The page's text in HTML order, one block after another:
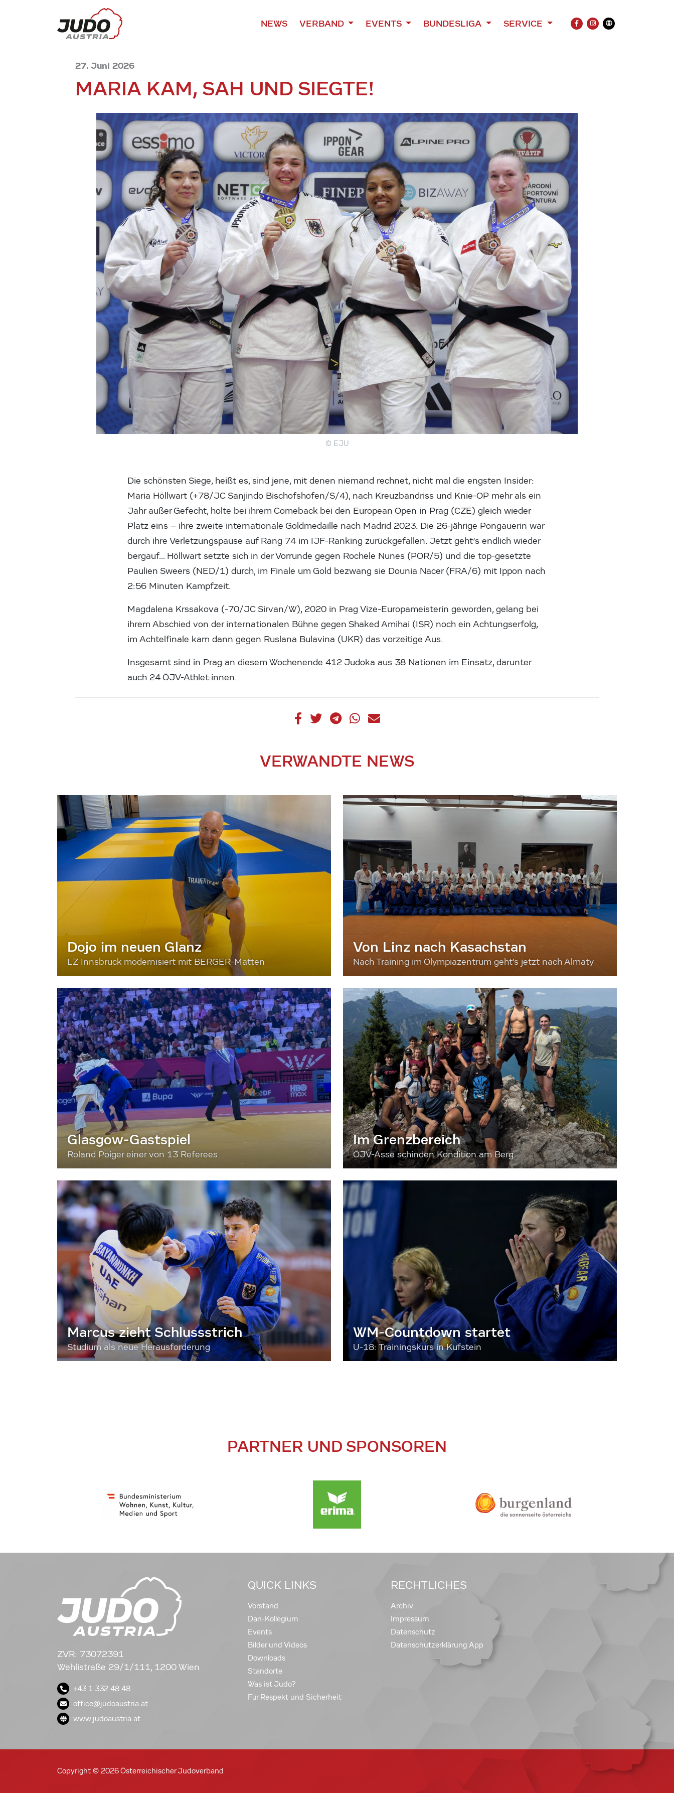
NEWS VERBAND EVENTS BUNDESLIGA SERVICE
FACEBOOK
INSTAGRAM
Übersetzung
27. Juni 2026
MARIA KAM, SAH UND SIEGTE!
© EJU
Die schönsten Siege, heißt es, sind jene, mit denen niemand rechnet, nicht mal die engsten Insider:
Maria Höllwart (+78/JC Sanjindo Bischofshofen/S/4), nach Kreuzbandriss und Knie-OP mehr als ein
Jahr außer Gefecht, holte bei ihrem Comeback bei den European Open in Prag (CZE) gleich wieder
Platz eins – ihre zweite internationale Goldmedaille nach Madrid 2023. Die 26-jährige Pongauerin war
durch ihre Verletzungspause auf Rang 74 im IJF-Ranking zurückgefallen. Jetzt geht’s endlich wieder
bergauf… Höllwart setzte sich in der Vorrunde gegen Rochele Nunes (POR/5) und die top-gesetzte
Paulien Sweers (NED/1) durch, im Finale um Gold bezwang sie Dounia Nacer (FRA/6) mit Ippon nach
2:56 Minuten Kampfzeit.
Magdalena Krssakova (-70/JC Sirvan/W), 2020 in Prag Vize-Europameisterin geworden, gelang bei
ihrem Abschied von der internationalen Bühne gegen Shaked Amihai (ISR) noch ein Achtungserfolg,
im Achtelfinale kam dann gegen Ruslana Bulavina (UKR) das vorzeitige Aus.
Insgesamt sind in Prag an diesem Wochenende 412 Judoka aus 38 Nationen im Einsatz, darunter
auch 24 ÖJV-Athlet:innen.
VERWANDTE NEWS
Dojo im neuen Glanz
LZ Innsbruck modernisiert mit BERGER-Matten
Von Linz nach Kasachstan
Nach Training im Olympiazentrum geht's jetzt nach Almaty
Glasgow-Gastspiel
Roland Poiger einer von 13 Referees
Im Grenzbereich
ÖJV-Asse schinden Kondition am Berg
Marcus zieht Schlussstrich
Studium als neue Herausforderung
WM-Countdown startet
U-18: Trainingskurs in Kufstein
PARTNER UND SPONSOREN
ZVR: 73072391
Wehlistraße 29/1/111, 1200 Wien
+43 1 332 48 48
office@judoaustria.at
www.judoaustria.at
QUICK LINKS
Vorstand
Dan-Kollegium
Events
Bilder und Videos
Downloads
Standorte
Was ist Judo?
Für Respekt und Sicherheit
RECHTLICHES
Archiv
Impressum
Datenschutz
Datenschutzerklärung App
Copyright © 2026 Österreichischer Judoverband